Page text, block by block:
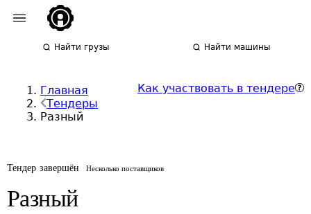
Найти грузы Найти машины
Главная
Тендеры
Разный
Как участвовать в тендере
Тендер завершён Несколько поставщиков
Разный